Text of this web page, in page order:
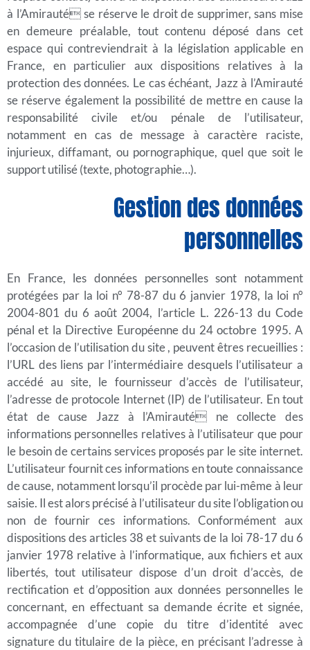
à l’Amirauté se réserve le droit de supprimer, sans mise
en demeure préalable, tout contenu déposé dans cet
espace qui contreviendrait à la législation applicable en
France, en particulier aux dispositions relatives à la
protection des données. Le cas échéant, Jazz à l’Amirauté
se réserve également la possibilité de mettre en cause la
responsabilité civile et/ou pénale de l’utilisateur,
notamment en cas de message à caractère raciste,
injurieux, diffamant, ou pornographique, quel que soit le
support utilisé (texte, photographie…).
Gestion des données
personnelles
En France, les données personnelles sont notamment
protégées par la loi n° 78-87 du 6 janvier 1978, la loi n°
2004-801 du 6 août 2004, l’article L. 226-13 du Code
pénal et la Directive Européenne du 24 octobre 1995. A
l’occasion de l’utilisation du site , peuvent êtres recueillies :
l’URL des liens par l’intermédiaire desquels l’utilisateur a
accédé au site, le fournisseur d’accès de l’utilisateur,
l’adresse de protocole Internet (IP) de l’utilisateur. En tout
état de cause Jazz à l’Amirauté ne collecte des
informations personnelles relatives à l’utilisateur que pour
le besoin de certains services proposés par le site internet.
L’utilisateur fournit ces informations en toute connaissance
de cause, notamment lorsqu’il procède par lui-même à leur
saisie. Il est alors précisé à l’utilisateur du site l’obligation ou
non de fournir ces informations. Conformément aux
dispositions des articles 38 et suivants de la loi 78-17 du 6
janvier 1978 relative à l’informatique, aux fichiers et aux
libertés, tout utilisateur dispose d’un droit d’accès, de
rectification et d’opposition aux données personnelles le
concernant, en effectuant sa demande écrite et signée,
accompagnée d’une copie du titre d’identité avec
signature du titulaire de la pièce, en précisant l’adresse à